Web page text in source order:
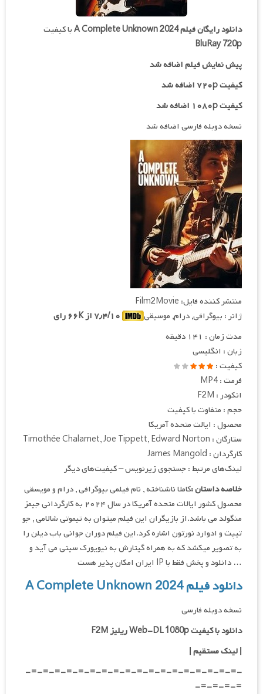
دانلود رایگان فیلمA Complete Unknown 2024با کیفیت
BluRay 720p
پیش نمایش فیلم اضافه شد
کیفیت ۷۲۰p اضافه شد
کیفیت ۱۰۸۰p اضافه شد
نسخه دوبله فارسی اضافه شد
منتشر کننده فایل: Film2Movie
ژانر : بیوگرافی, درام, موسیقی
مدت زمان : ۱۴۱ دقیقه
زبان : انگلیسی
کیفیت :
فرمت : MP4
انکودر : F2M
حجم : متفاوت با کیفیت
محصول : ایالت متحده آمریکا
ستارگان : Timothée Chalamet, Joe Tippett, Edward Norton
کارگردان : James Mangold
لینک‌های مرتبط : جستجوی زیرنویس – کیفیت‌های دیگر
خلاصه داستان :کاملا ناشناخته , نام فیلمی بیوگرافی , درام و مویسقی
محصول کشور ایالات متحده آمریکا در سال ۲۰۲۴ به کارگردانی جیمز
منگولد می باشد.از بازیگران این فیلم میتوان به تیموتی شالامی , جو
تیپت و ادوارد نورتون اشاره کرد.این فیلم دوران جوانی باب دیلن را
به تصویر میکشد که به همراه گیتارش به نیویورک سیتی می آید و
… دانلود و پخش فقط با IP ایران امکان پذیر هست
دانلود فیلم A Complete Unknown 2024
نسخه دوبله فارسی
دانلود با کیفیت Web-DL 1080p ریلیز F2M
|لینک مستقیم|
-=-=-=-=-=-=-=-=-=-=-=-=-=-=-=-=-=-=-
=-=-=-=-